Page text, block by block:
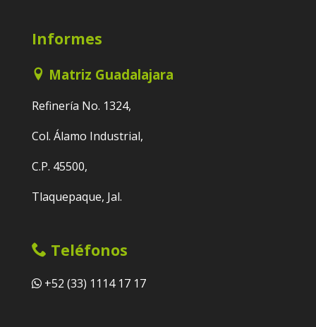
Informes
Matriz Guadalajara
Refinería No. 1324,
Col. Álamo Industrial,
C.P. 45500,
Tlaquepaque, Jal.
Teléfonos
+52 (33) 1114 17 17